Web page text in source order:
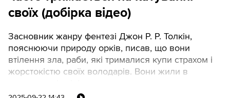
своїх (добірка відео)
Засновник жанру фентезі Джон Р. Р. Толкін,
пояснюючи природу орків, писав, що вони
втілення зла, раби, які трималися купи страхом і
жорстокістю своїх володарів. Вони жили в
інші. Завдяки мобільним відеокамерам зараз